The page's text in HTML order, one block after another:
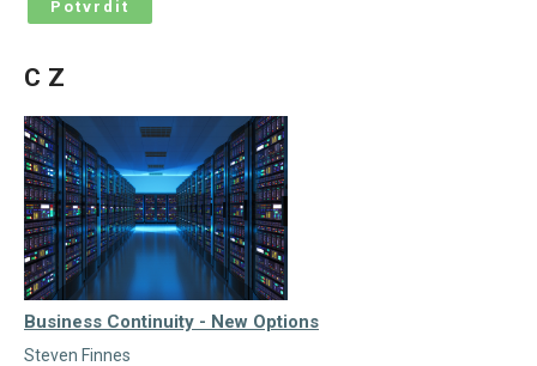
Potvrdit
CZ
Business Continuity - New Options
Steven Finnes